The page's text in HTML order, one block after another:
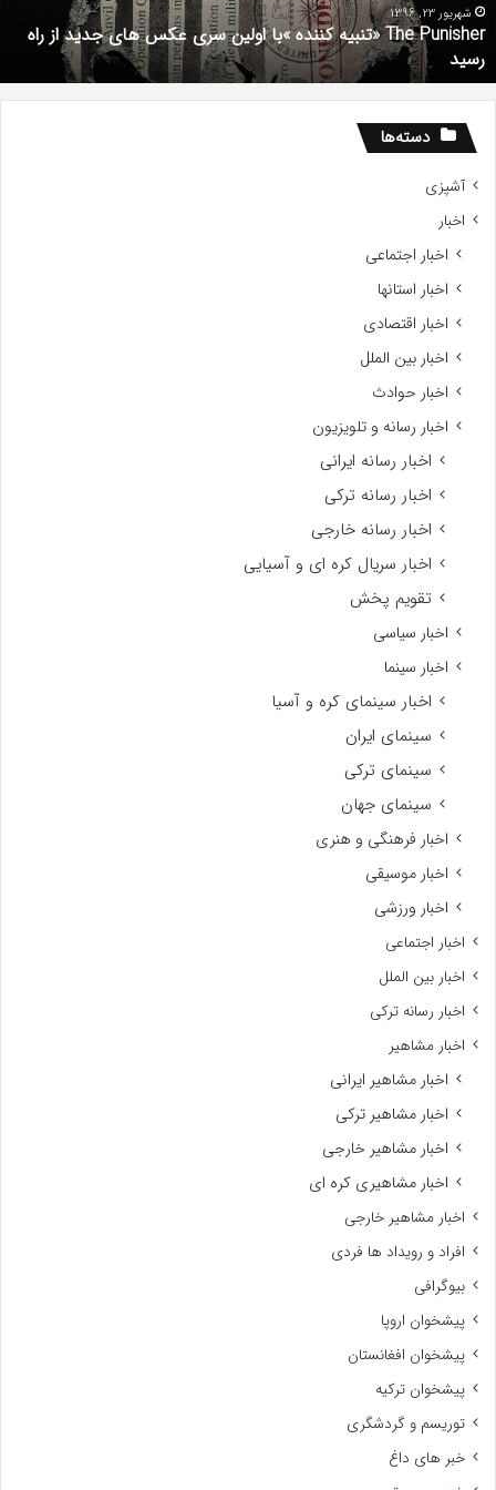
عکس
های
جدید
از
راه
رسید
شهریور 23, 1396
The Punisher «تنبیه کننده »با اولین سری عکس های جدید از راه
رسید
دسته‌ها
آشپزی
اخبار
اخبار اجتماعی
اخبار استانها
اخبار اقتصادی
اخبار بین الملل
اخبار حوادث
اخبار رسانه و تلویزیون
اخبار رسانه ایرانی
اخبار رسانه ترکی
اخبار رسانه خارجی
اخبار سریال کره ای و آسیایی
تقویم پخش
اخبار سیاسی
اخبار سینما
اخبار سینمای کره و آسیا
سینمای ایران
سینمای ترکی
سینمای جهان
اخبار فرهنگی و هنری
اخبار موسیقی
اخبار ورزشی
اخبار اجتماعی
اخبار بین الملل
اخبار رسانه ترکی
اخبار مشاهیر
اخبار مشاهیر ایرانی
اخبار مشاهیر ترکی
اخبار مشاهیر خارجی
اخبار مشاهیری کره ای
اخبار مشاهیر خارجی
افراد و رویداد ها فردی
بیوگرافی
پیشخوان اروپا
پیشخوان افغانستان
پیشخوان ترکیه
توریسم و گردشگری
خبر های داغ